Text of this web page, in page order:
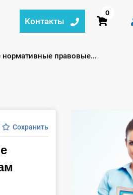
Контакты
0
правовые...
Сохранить